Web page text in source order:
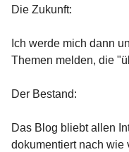
Die Zukunft:
Ich werde mich dann
Themen melden, die
Der Bestand:
Das Blog bliebt allen
dokumentiert nach wie